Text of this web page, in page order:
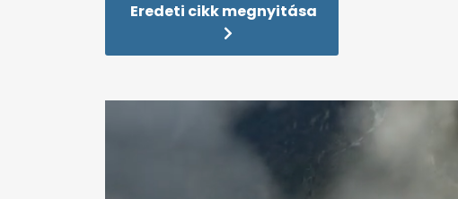
Eredeti cikk megnyitása